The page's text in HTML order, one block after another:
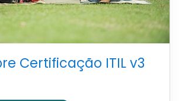
Certificação ITIL v3